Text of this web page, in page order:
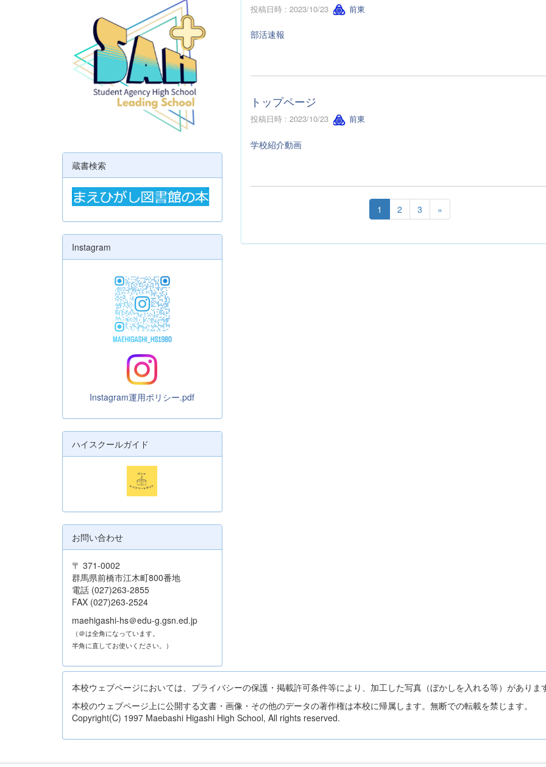
投稿日時 : 2023/10/23 前東
部活速報
トップページ
投稿日時 : 2023/10/23 前東
学校紹介動画
1 2 3 »
蔵書検索
Instagram
Instagram運用ポリシー.pdf
ハイスクールガイド
お問い合わせ
〒 371-0002
群馬県前橋市江木町800番地
電話 (027)263-2855
FAX (027)263-2524
maehigashi-hs＠edu-g.gsn.ed.jp
（＠は全角になっています。
半角に直してお使いください。）
本校ウェブページにおいては、プライバシーの保護・掲載許可条件等により、加工した写真（ぼかしを入れる等）がありま
本校のウェブページ上に公開する文書・画像・その他のデータの著作権は本校に帰属します。無断での転載を禁じます。
Copyright(C) 1997 Maebashi Higashi High School, All rights reserved.